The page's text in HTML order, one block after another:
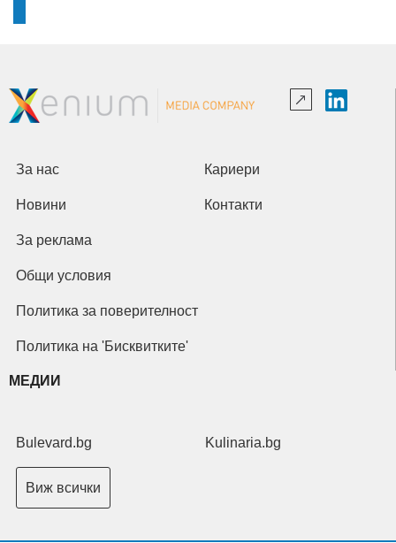
За нас Кариери
Новини Контакти
За реклама
Общи условия
Политика за поверителност
Политика на 'Бисквитките'
МЕДИИ
Bulevard.bg Kulinaria.bg
Виж всички